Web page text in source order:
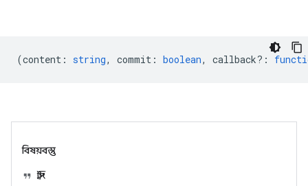
(content : string, commit : boolean, callback? :
বিষয়বস্তু
স্ট্রিং